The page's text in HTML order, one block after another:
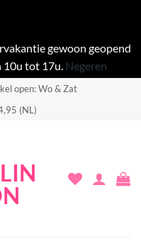
gewoon geopend
10u tot 17u. Negeren
open: Wo & Zat
(NL)